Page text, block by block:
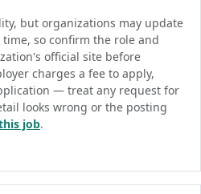
but organizations may update
so confirm the role and
official site before
charges a fee to apply,
— treat any request for
looks wrong or the posting
job.